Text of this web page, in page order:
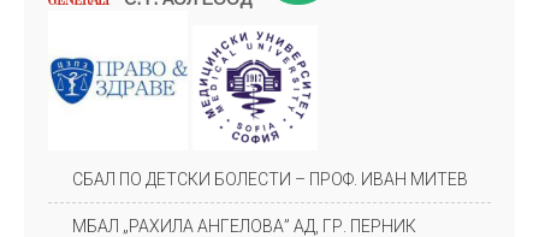
СБАЛ ПО ДЕТСКИ БОЛЕСТИ – ПРОФ. ИВАН МИТЕВ
МБАЛ „РАХИЛА АНГЕЛОВА” АД, ГР. ПЕРНИК